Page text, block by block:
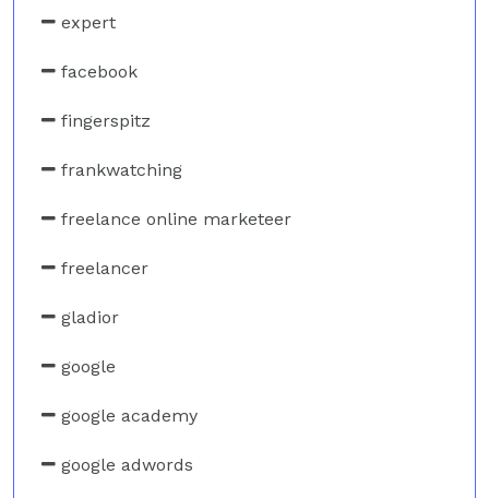
expert
facebook
fingerspitz
frankwatching
freelance online marketeer
freelancer
gladior
google
google academy
google adwords